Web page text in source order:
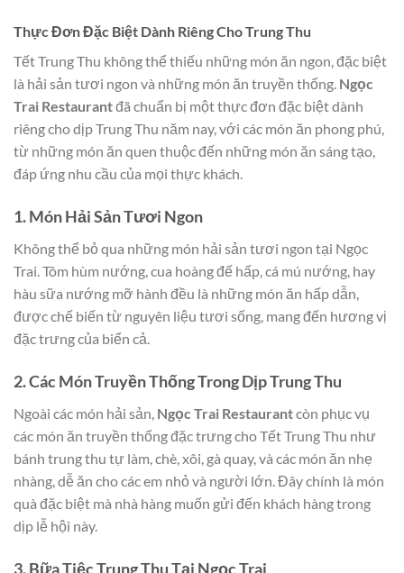
Thực Đơn Đặc Biệt Dành Riêng Cho Trung Thu
Tết Trung Thu không thể thiếu những món ăn ngon, đặc biệt
là hải sản tươi ngon và những món ăn truyền thống. Ngọc
Trai Restaurantđã chuẩn bị một thực đơn đặc biệt dành
riêng cho dịp Trung Thu năm nay, với các món ăn phong phú,
từ những món ăn quen thuộc đến những món ăn sáng tạo,
đáp ứng nhu cầu của mọi thực khách.
1. Món Hải Sản Tươi Ngon
Không thể bỏ qua những món hải sản tươi ngon tại Ngọc
Trai. Tôm hùm nướng, cua hoàng đế hấp, cá mú nướng, hay
hàu sữa nướng mỡ hành đều là những món ăn hấp dẫn,
được chế biến từ nguyên liệu tươi sống, mang đến hương vị
đặc trưng của biển cả.
2. Các Món Truyền Thống Trong Dịp Trung Thu
Ngoài các món hải sản, Ngọc Trai Restaurantcòn phục vụ
các món ăn truyền thống đặc trưng cho Tết Trung Thu như
bánh trung thu tự làm, chè, xôi, gà quay, và các món ăn nhẹ
nhàng, dễ ăn cho các em nhỏ và người lớn. Đây chính là món
quà đặc biệt mà nhà hàng muốn gửi đến khách hàng trong
dịp lễ hội này.
3. Bữa Tiệc Trung Thu Tại Ngọc Trai